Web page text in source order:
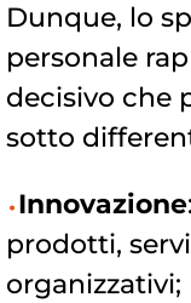
Dunque, lo
personale
decisivo che
sotto
Innovazione
prodotti,
organizzativi;